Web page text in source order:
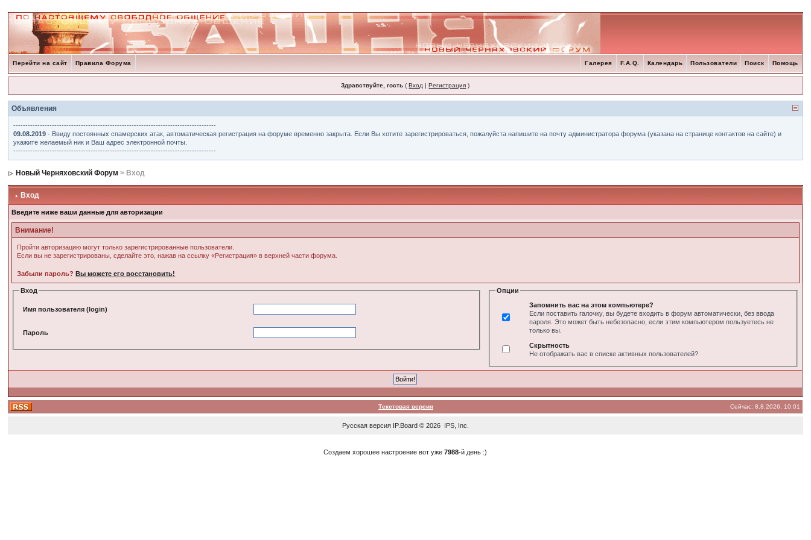
Перейти на сайт Правила Форума Помощь
Поиск
Пользователи
Календарь
F.A.Q.
Галерея
Здравствуйте, гость (Вход |Регистрация )
Объявления
------------------------------------------------------------------------------------
09.08.2019 - Ввиду постоянных спамерских атак, автоматическая регистрация на форуме временно закрыта. Если Вы хотите зарегистрироваться, пожалуйста напишите на почту администратора форума (указана на странице контактов на сайте) и
укажите желаемый ник и Ваш адрес электронной почты.
------------------------------------------------------------------------------------
Новый Черняховский Форум > Вход
Вход
Введите ниже ваши данные для авторизации
Внимание!
Пройти авторизацию могут только зарегистрированные пользователи.
Если вы не зарегистрированы, сделайте это, нажав на ссылку «Регистрация» в верхней части форума.
Забыли пароль?Вы можете его восстановить!
Вход
Имя пользователя (login)
Пароль
Опции
Запомнить вас на этом компьютере?
Если поставить галочку, вы будете входить в форум автоматически, без ввода
пароля. Это может быть небезопасно, если этим компьютером пользуетесь не
только вы.
Скрытность
Не отображать вас в списке активных пользователей?
Текстовая версия Сейчас: 8.8.2026, 10:01
Русская версия IP.Board© 2026 IPS, Inc
Создаем хорошее настроение вот уже7988-й день :)